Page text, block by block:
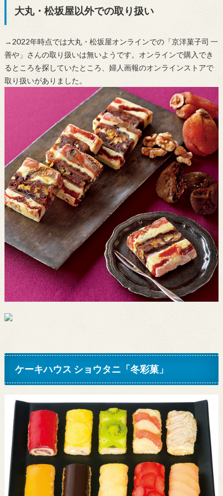
大丸・松坂屋以外での取り扱い
→2022年時点では大丸・松坂屋オンラインでの「京洋菓子司 一
善や」さんの取り扱いは無いようです。オンラインで購入でき
るところを探していたところ、婦人画報のオンラインストアで
取り扱いがありました。
ケーキハウス ショウタニ「冬彩菓」